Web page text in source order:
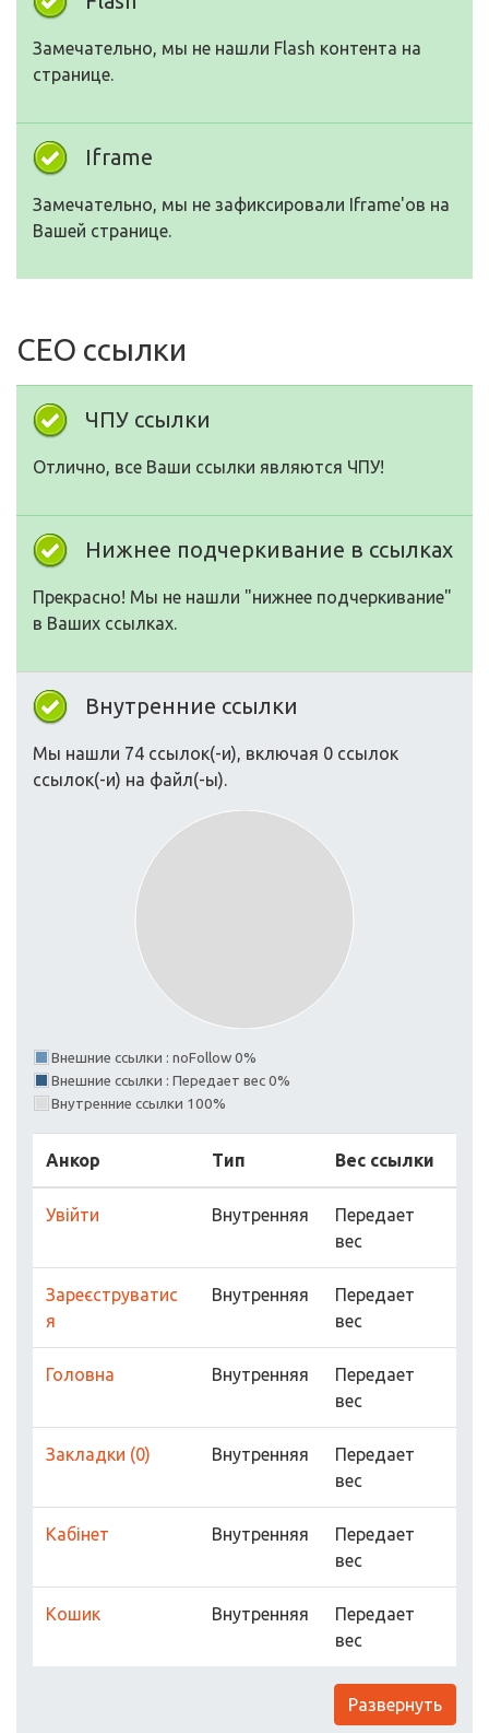
Замечательно, мы не нашли Flash контента на
странице.
Iframe
Замечательно, мы не зафиксировали Iframe'ов на
Вашей странице.
СЕО ссылки
ЧПУ ссылки
Отлично, все Ваши ссылки являются ЧПУ!
Нижнее подчеркивание в ссылках
Прекрасно! Мы не нашли "нижнее подчеркивание"
в Ваших ссылках.
Внутренние ссылки
Мы нашли 74 ссылок(-и), включая 0 ссылок
ссылок(-и) на файл(-ы).
Внешние ссылки : noFollow 0%
Внешние ссылки : Передает вес 0%
Внутренние ссылки 100%
Анкор Тип Вес ссылки
Увійти Внутренняя
Передает
вес
Зареєструватис
я
Внутренняя
Передает
вес
Головна Внутренняя
Передает
вес
Закладки (0) Внутренняя
Передает
вес
Кабінет Внутренняя
Передает
вес
Кошик Внутренняя
Передает
вес
Развернуть